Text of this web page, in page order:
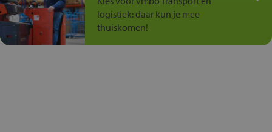
logistiek: daar kun je mee
thuiskomen!